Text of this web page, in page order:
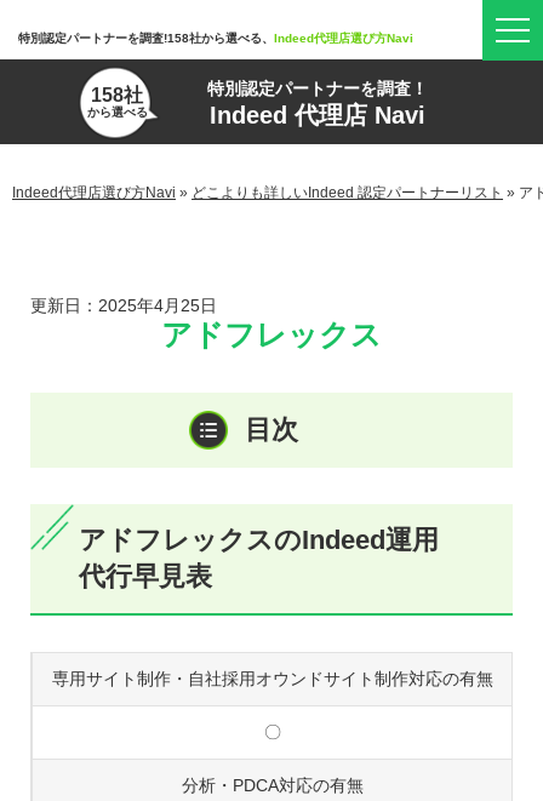
特別認定パートナーを調査!158社から選べる、 Indeed代理店選び方Navi
158社
から選べる
特別認定パートナーを調査！
Indeed 代理店 Navi
Indeed代理店選び方Navi » どこよりも詳しいIndeed 認定パートナーリスト » ア
更新日：2025年4月25日
アドフレックス
アドフレックスのIndeed運用
代行早見表
専用サイト制作・自社採用オウンドサイト制作対応の有無
〇
分析・PDCA対応の有無